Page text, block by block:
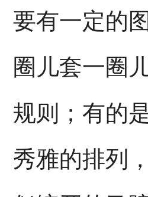
要有一定的
圈儿套一圈
规则；有的
秀雅的排列